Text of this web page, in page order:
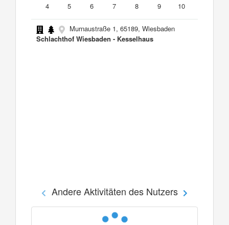
4
5 6 7 8 9 10
Murnaustraße 1, 65189, Wiesbaden
Schlachthof Wiesbaden - Kesselhaus
Andere Aktivitäten des Nutzers